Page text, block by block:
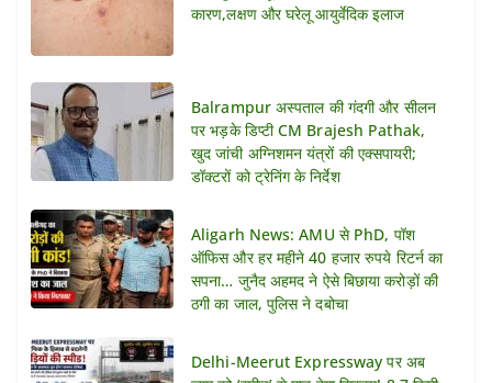
कारण,लक्षण और घरेलू आयुर्वेदिक इलाज
Balrampur अस्पताल की गंदगी और सीलन
पर भड़के डिप्टी CM Brajesh Pathak,
खुद जांची अग्निशमन यंत्रों की एक्सपायरी;
डॉक्टरों को ट्रेनिंग के निर्देश
Aligarh News: AMU से PhD, पॉश
ऑफिस और हर महीने 40 हजार रुपये रिटर्न का
सपना… जुनैद अहमद ने ऐसे बिछाया करोड़ों की
ठगी का जाल, पुलिस ने दबोचा
Delhi-Meerut Expressway पर अब